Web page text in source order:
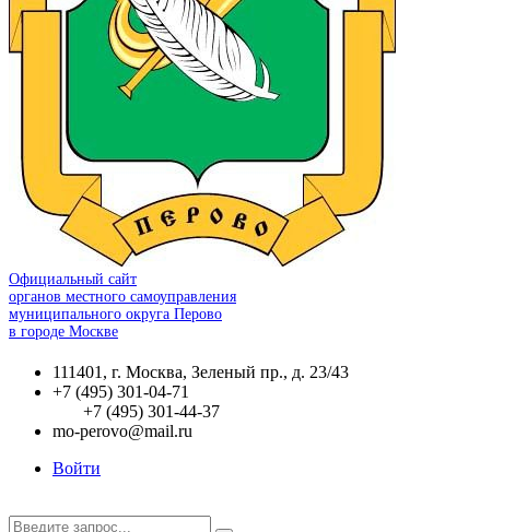
Официальный сайт
органов местного самоуправления
муниципального округа Перово
в городе Москве
111401, г. Москва, Зеленый пр., д. 23/43
+7 (495) 301-04-71
+7 (495) 301-44-37
mo-perovo@mail.ru
Войти